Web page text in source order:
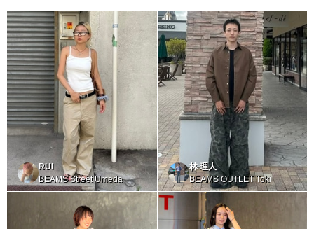
RUI
BEAMS Street Umeda
林 理人
BEAMS OUTLET Toki